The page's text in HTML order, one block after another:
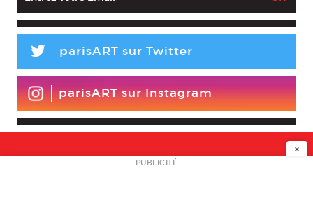
L parisART sur Twitter
parisART sur Instagram
NEWSLETTER
×
PUBLICITÉ